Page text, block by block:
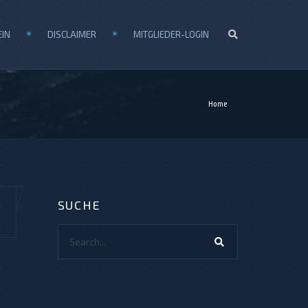
DISCLAIMER MITGLIEDER-LOGIN
Home
SUCHE
Search...